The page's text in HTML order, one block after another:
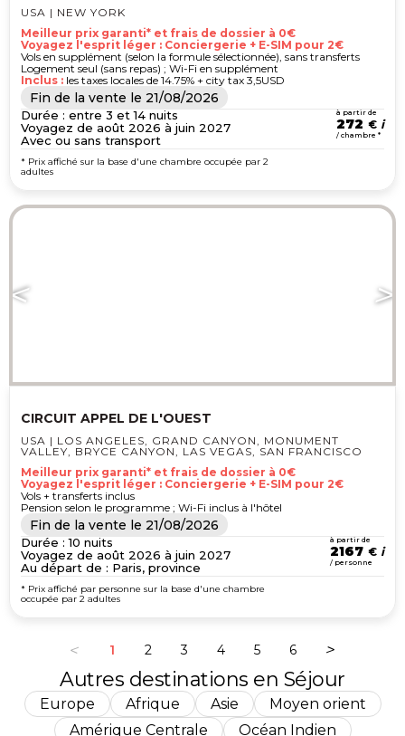
USA | NEW YORK
Meilleur prix garanti* et frais de dossier à 0€
Voyagez l'esprit léger : Conciergerie + E-SIM pour 2€
Vols en supplément (selon la formule sélectionnée), sans transferts
Logement seul (sans repas) ; Wi-Fi en supplément
Inclus : les taxes locales de 14.75% + city tax 3,5USD
Fin de la vente le 21/08/2026
Durée : entre 3 et 14 nuits
Voyagez de août 2026 à juin 2027
Avec ou sans transport
à partir de
272 €
/ chambre *
* Prix affiché sur la base d'une chambre occupée par 2
adultes
CIRCUIT APPEL DE L'OUEST
USA | LOS ANGELES, GRAND CANYON, MONUMENT
VALLEY, BRYCE CANYON, LAS VEGAS, SAN FRANCISCO
Meilleur prix garanti* et frais de dossier à 0€
Voyagez l'esprit léger : Conciergerie + E-SIM pour 2€
Vols + transferts inclus
Pension selon le programme ; Wi-Fi inclus à l'hôtel
Fin de la vente le 21/08/2026
Durée : 10 nuits
Voyagez de août 2026 à juin 2027
Au départ de : Paris, province
à partir de
2167 €
/ personne
* Prix affiché par personne sur la base d'une chambre
occupée par 2 adultes
1 2 3 4 5 6
Autres destinations en Séjour
Europe Afrique Asie
Moyen orient
Amérique Centrale
Océan Indien